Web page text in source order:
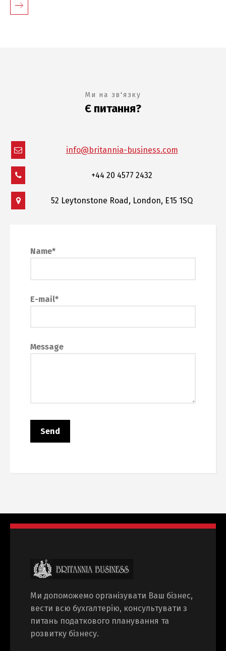
Ми на зв'язку
Є питання?
info@britannia-business.com
+44 20 4577 2432
52 Leytonstone Road, London, E15 1SQ
Name*
E-mail*
Message
Ми допоможемо організувати Ваш бізнес,
вести всю бухгалтерію, консультувати з
питань податкового планування та
розвитку бізнесу.